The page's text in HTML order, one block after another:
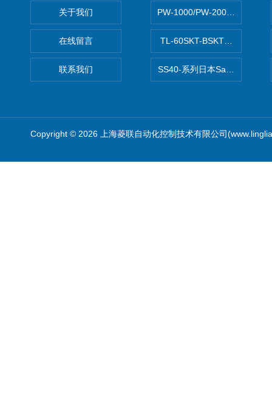
关于我们
在线留言
联系我们
PW-1000/PW-
TL-60SKT-BSKTC张力控制器
SS40-系列日本Sawamura泽
Copyright © 2026 上海菱联自动化控制技术有限公司